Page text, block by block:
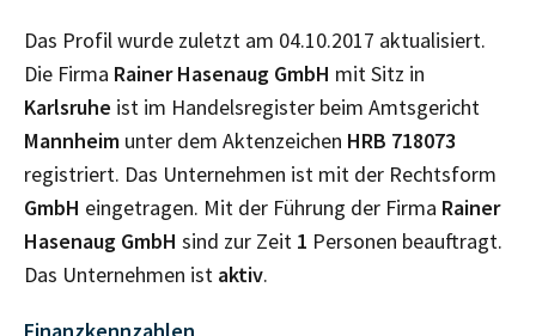
Das Profil wurde zuletzt am 04.10.2017 aktualisiert.
Die Firma Rainer Hasenaug GmbH mit Sitz in
Karlsruhe ist im Handelsregister beim Amtsgericht
Mannheim unter dem Aktenzeichen HRB 718073
registriert. Das Unternehmen ist mit der Rechtsform
GmbH eingetragen. Mit der Führung der Firma Rainer
Hasenaug GmbH sind zur Zeit 1 Personen beauftragt.
Das Unternehmen ist aktiv.